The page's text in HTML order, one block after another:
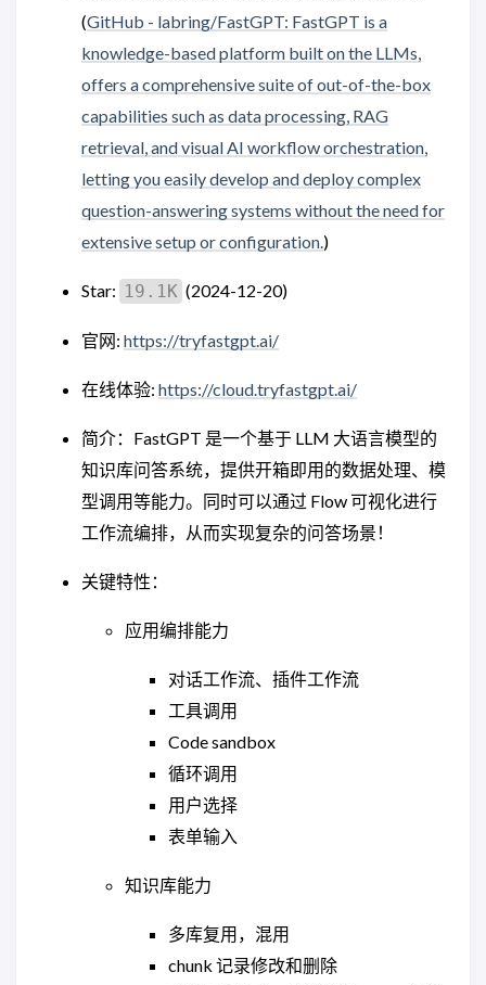
(GitHub - labring/FastGPT: FastGPT is a
knowledge-based platform built on the LLMs,
offers a comprehensive suite of out-of-the-box
capabilities such as data processing, RAG
retrieval, and visual AI workflow orchestration,
letting you easily develop and deploy complex
question-answering systems without the need for
extensive setup or configuration.)
Star: 19.1K (2024-12-20)
官网: https://tryfastgpt.ai/
在线体验: https://cloud.tryfastgpt.ai/
简介：FastGPT 是一个基于 LLM 大语言模型的
知识库问答系统，提供开箱即用的数据处理、模
型调用等能力。同时可以通过 Flow 可视化进行
工作流编排，从而实现复杂的问答场景！
关键特性：
应用编排能力
对话工作流、插件工作流
工具调用
Code sandbox
循环调用
用户选择
表单输入
知识库能力
多库复用，混用
chunk 记录修改和删除